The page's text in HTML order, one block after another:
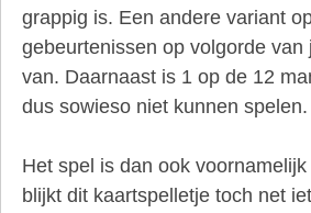
grappig is. Een andere variant
gebeurtenissen op volgorde
van. Daarnaast is 1 op de 12
dus sowieso niet kunnen spelen.
Het spel is dan ook
blijkt dit kaartspelletje toch net